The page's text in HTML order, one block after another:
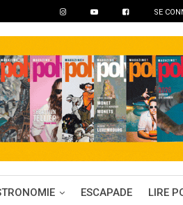
SE
ESCAPADE LIRE